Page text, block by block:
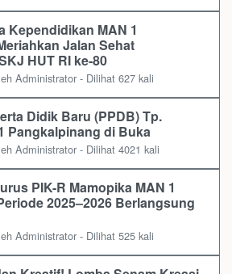
Kependidikan MAN 1
Jalan Sehat
HUT RI ke-80
Administrator - Dilihat 627 kali
Didik Baru (PPDB) Tp.
Pangkalpinang di Buka
Administrator - Dilihat 4021 kali
PIK-R Mamopika MAN 1
2025–2026 Berlangsung
Administrator - Dilihat 525 kali